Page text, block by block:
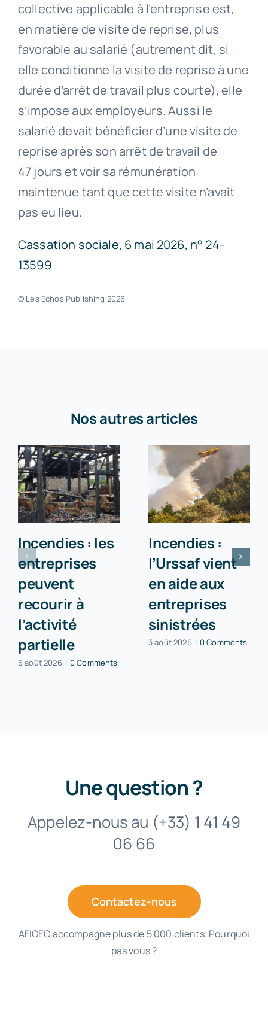
collective applicable à l’entreprise est,
en matière de visite de reprise, plus
favorable au salarié (autrement dit, si
elle conditionne la visite de reprise à une
durée d’arrêt de travail plus courte), elle
s’impose aux employeurs. Aussi le
salarié devait bénéficier d’une visite de
reprise après son arrêt de travail de
47 jours et voir sa rémunération
maintenue tant que cette visite n’avait
pas eu lieu.
Cassation sociale, 6 mai 2026, n° 24-
13599
© Les Echos Publishing 2026
Nos autres articles
Incendies : les
entreprises
peuvent
recourir à
l’activité
partielle
5 août 2026 | 0 Comments
Incendies :
l’Urssaf vient
en aide aux
entreprises
sinistrées
3 août 2026 | 0 Comments
Une question ?
Appelez-nous au (+33) 1 41 49
06 66
Contactez-nous
AFIGEC accompagne plus de 5 000 clients. Pourquoi
pas vous ?